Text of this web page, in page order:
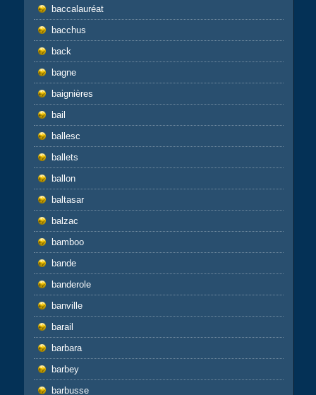
baccalauréat
bacchus
back
bagne
baignières
bail
ballesc
ballets
ballon
baltasar
balzac
bamboo
bande
banderole
banville
barail
barbara
barbey
barbusse